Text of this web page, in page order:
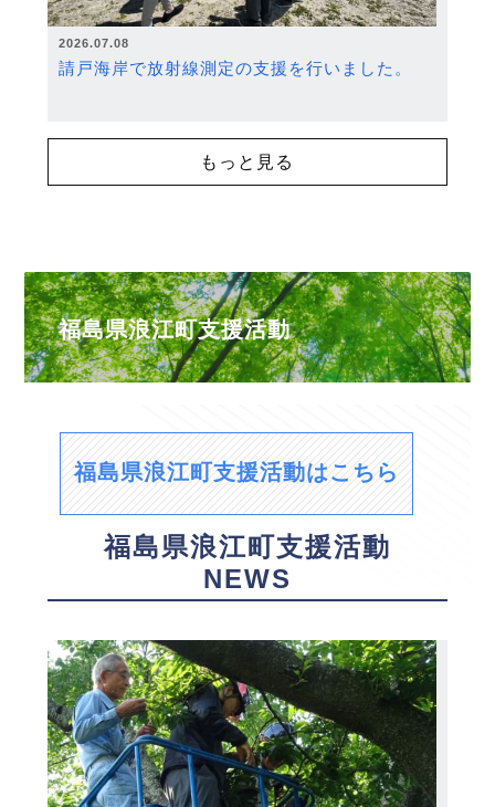
2026.07.08
請戸海岸で放射線測定の支援を行いました。
もっと見る
福島県浪江町支援活動
福島県浪江町支援活動はこちら
福島県浪江町支援活動
NEWS